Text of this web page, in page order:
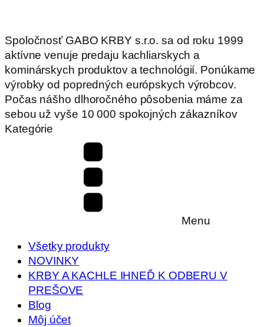
Spoločnosť GABO KRBY s.r.o. sa od roku 1999
aktívne venuje predaju kachliarskych a
kominárskych produktov a technológií. Ponúkame
výrobky od popredných európskych výrobcov.
Počas nášho dlhoročného pôsobenia máme za
sebou už vyše 10 000 spokojných zákazníkov
Kategórie
Menu
Všetky produkty
NOVINKY
KRBY A KACHLE IHNEĎ K ODBERU V
PREŠOVE
Blog
Môj účet